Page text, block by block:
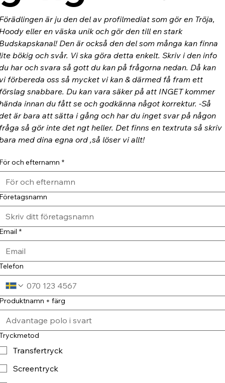
är ju den del av profilmediat som gör en Tröja,
eller en väska unik och gör den till en stark
Den är också den del som många kan finna
bökig och svår. Vi ska göra detta enkelt. Skriv i den info
har och svara så gott du kan på frågorna nedan. Då kan
förbereda oss så mycket vi kan & därmed få fram ett
snabbare. Du kan vara säker på att INGET kommer
innan du fått se och godkänna något korrektur. -Så
är bara att sätta i gång och har du inget svar på någon
så gör inte det ngt heller. Det finns en textruta så skriv
med dina egna ord ,så löser vi allt!
och efternamn *
*
+ färg
Transfertryck
Screentryck